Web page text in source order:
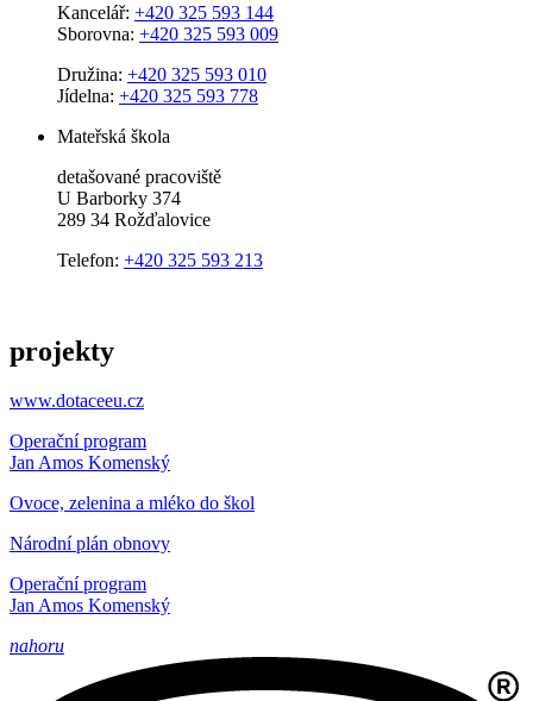
Kancelář: +420 325 593 144
Sborovna: +420 325 593 009
Družina: +420 325 593 010
Jídelna: +420 325 593 778
Mateřská škola
detašované pracoviště
U Barborky 374
289 34 Rožďalovice
Telefon: +420 325 593 213
projekty
www.dotaceeu.cz
Operační program
Jan Amos Komenský
Ovoce, zelenina a mléko do škol
Národní plán obnovy
Operační program
Jan Amos Komenský
nahoru